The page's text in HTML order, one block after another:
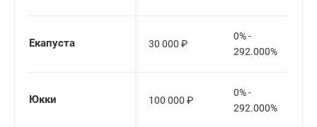
Екапуста 30 000 ₽
0% -
292.000%
Юкки 100 000 ₽
0% -
292.000%